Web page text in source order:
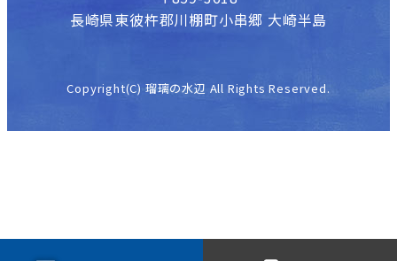
長崎県東彼杵郡川棚町小串郷 大崎半島
Copyright(C) 瑠璃の水辺 All Rights Reserved.